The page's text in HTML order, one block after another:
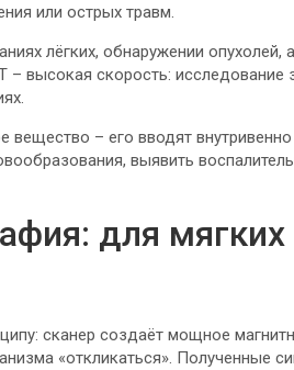
или острых травм.
лёгких, обнаружении опухолей,
высокая скорость: исследование
– его вводят
выявить
для мягких
сканер создаёт мощное
«откликаться». Полученные